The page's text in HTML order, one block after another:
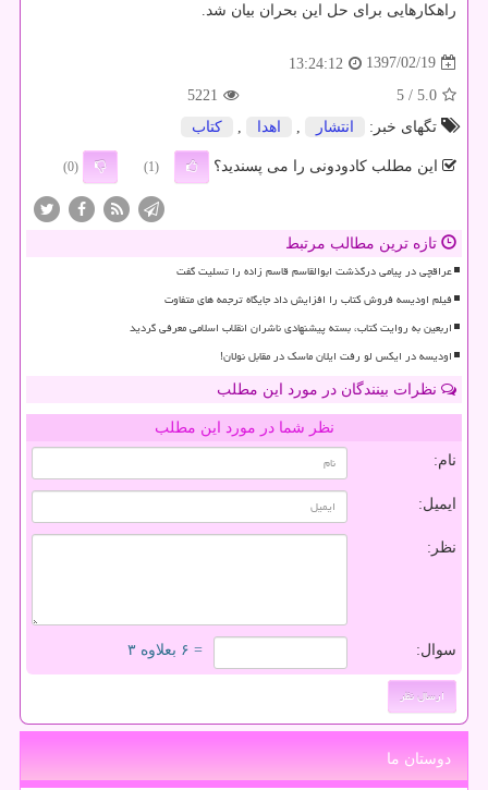
راه­كارهایی برای حل این بحران بیان شد.
1397/02/19
13:24:12
5.0
/ 5
5221
تگهای خبر:
انتشار اهدا كتاب
این مطلب کادودونی را می پسندید؟ (1)
(0)
تازه ترین مطالب مرتبط
عراقچی در پیامی درگذشت ابوالقاسم قاسم زاده را تسلیت گفت
فیلم اودیسه فروش کتاب را افزایش داد جایگاه ترجمه های متفاوت
اربعین به روایت کتاب، بسته پیشنهادی ناشران انقلاب اسلامی معرفی گردید
اودیسه در ایکس لو رفت ایلان ماسک در مقابل نولان!
نظرات بینندگان در مورد این مطلب
نظر شما در مورد این مطلب
نام:
ایمیل:
نظر:
سوال: = ۶ بعلاوه ۳
دوستان ما